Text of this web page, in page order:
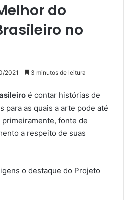
do
no
2021 3 minutos de leitura
é contar histórias de
para as quais a arte pode até
primeiramente, fonte de
a respeito de suas
o destaque do Projeto